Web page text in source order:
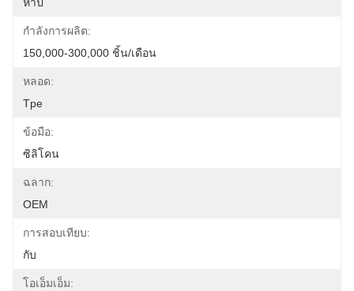
กำลังการผลิต:
150,000-300,000 ชิ้น/เดือน
หลอด:
Tpe
ข้อมือ:
ซิลิโคน
ฉลาก:
OEM
การสอบเทียบ:
กับ
โอเอ็มเอ็ม: